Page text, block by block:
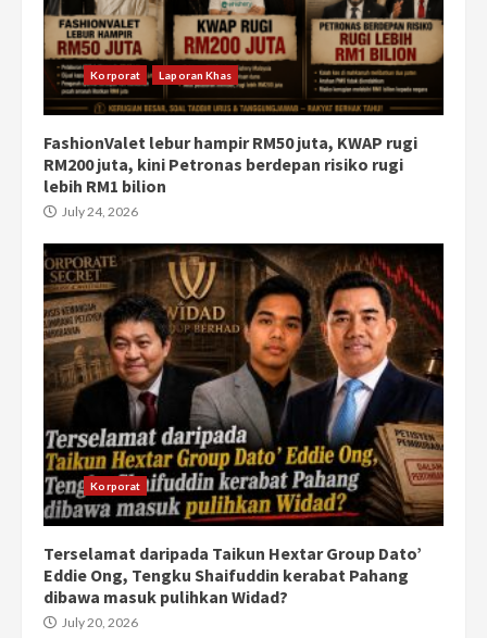
Korporat Laporan Khas
FashionValet lebur hampir RM50 juta, KWAP rugi
RM200 juta, kini Petronas berdepan risiko rugi
lebih RM1 bilion
July 24, 2026
Korporat
Terselamat daripada Taikun Hextar Group Dato’
Eddie Ong, Tengku Shaifuddin kerabat Pahang
dibawa masuk pulihkan Widad?
July 20, 2026